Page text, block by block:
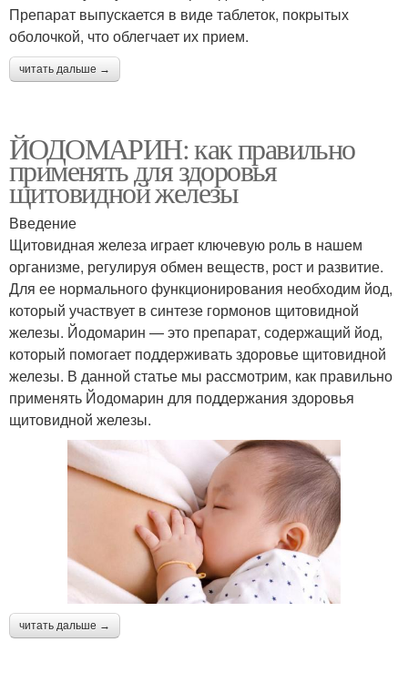
Препарат выпускается в виде таблеток, покрытых
оболочкой, что облегчает их прием.
читать дальше →
ЙОДОМАРИН: как правильно
применять для здоровья
щитовидной железы
Введение
Щитовидная железа играет ключевую роль в нашем
организме, регулируя обмен веществ, рост и развитие.
Для ее нормального функционирования необходим йод,
который участвует в синтезе гормонов щитовидной
железы. Йодомарин — это препарат, содержащий йод,
который помогает поддерживать здоровье щитовидной
железы. В данной статье мы рассмотрим, как правильно
применять Йодомарин для поддержания здоровья
щитовидной железы.
читать дальше →